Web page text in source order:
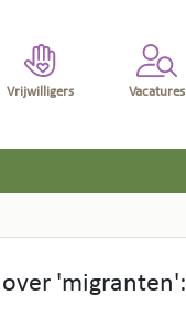
Vrijwilligers Vacatures
'migranten':